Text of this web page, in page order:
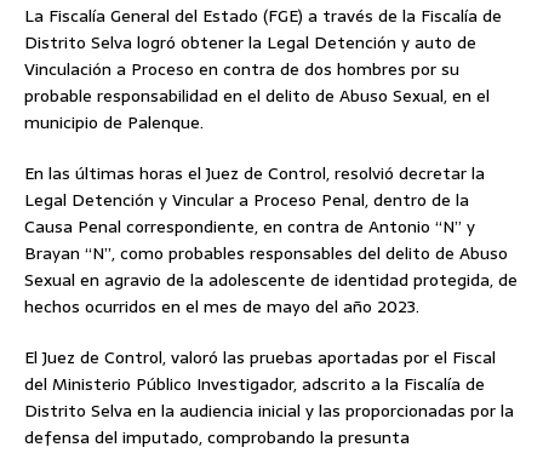
La Fiscalía General del Estado (FGE) a través de la Fiscalía de
Distrito Selva logró obtener la Legal Detención y auto de
Vinculación a Proceso en contra de dos hombres por su
probable responsabilidad en el delito de Abuso Sexual, en el
municipio de Palenque.
En las últimas horas el Juez de Control, resolvió decretar la
Legal Detención y Vincular a Proceso Penal, dentro de la
Causa Penal correspondiente, en contra de Antonio “N” y
Brayan “N”, como probables responsables del delito de Abuso
Sexual en agravio de la adolescente de identidad protegida, de
hechos ocurridos en el mes de mayo del año 2023.
El Juez de Control, valoró las pruebas aportadas por el Fiscal
del Ministerio Público Investigador, adscrito a la Fiscalía de
Distrito Selva en la audiencia inicial y las proporcionadas por la
defensa del imputado, comprobando la presunta